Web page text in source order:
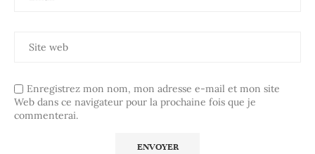
Enregistrez mon nom, mon adresse e-mail et mon site
Web dans ce navigateur pour la prochaine fois que je
commenterai.